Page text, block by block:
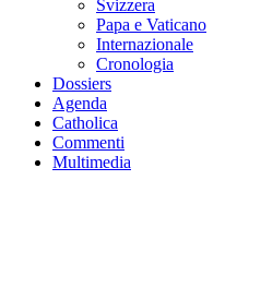
Svizzera
Papa e Vaticano
Internazionale
Cronologia
Dossiers
Agenda
Catholica
Commenti
Multimedia